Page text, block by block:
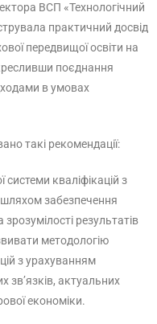
ВСП «Технологічний
практичний досвід
передвищої освіти на
поєднання
в умовах
такі рекомендації:
кваліфікацій з
забезпечення
зрозумілості результатів
методологію
з урахуванням
зв’язків, актуальних
економіки.